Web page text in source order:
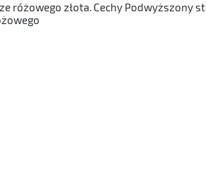
różowego złota. Cechy Podwyższony